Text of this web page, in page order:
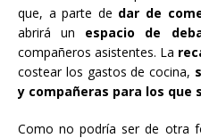
que, a parte de dar de
abrirá un espacio de
compañeros asistentes. La
costear los gastos de cocina,
y compañeras para los que
Como no podría ser de otra